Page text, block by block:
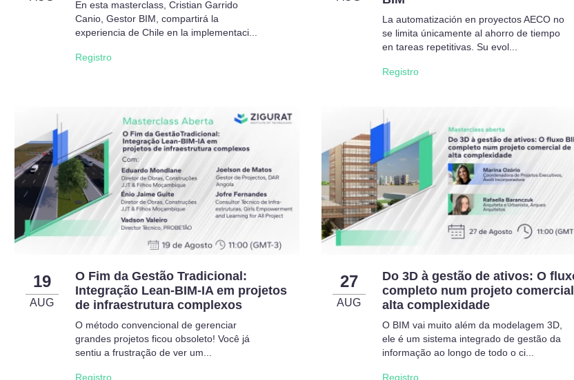
En esta masterclass, Cristian Garrido
Canio, Gestor BIM, compartirá la
experiencia de Chile en la implementaci...
Registro
La automatización en proyectos AECO no
se limita únicamente al ahorro de tiempo
en tareas repetitivas. Su evol...
Registro
19
AUG
O Fim da Gestão Tradicional:
Integração Lean-BIM-IA em projetos
de infraestrutura complexos
O método convencional de gerenciar
grandes projetos ficou obsoleto! Você já
sentiu a frustração de ver um...
Registro
27
AUG
Do 3D à gestão de ativos: O
completo num projeto
alta complexidade
O BIM vai muito além da modelagem 3D,
ele é um sistema integrado de gestão da
informação ao longo de todo o ci...
Registro